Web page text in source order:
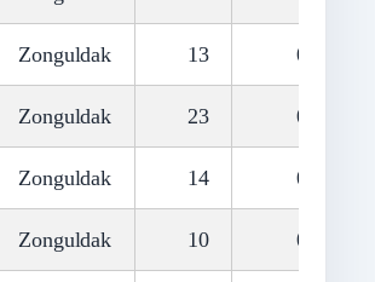
Zonguldak 13 0
Zonguldak 23 0
Zonguldak 14 0
Zonguldak 10 0